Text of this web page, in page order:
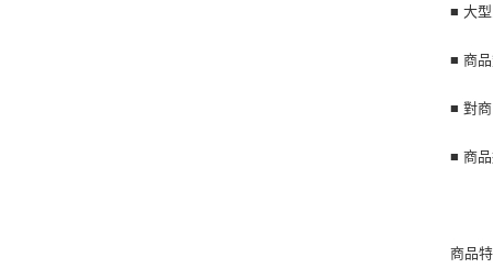
■ 大
■ 商
■ 對
■ 商
商品